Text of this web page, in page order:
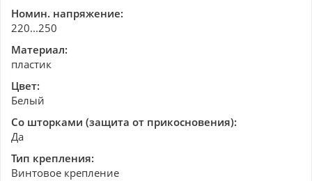
Номин. напряжение:
220...250
Материал:
пластик
Цвет:
Белый
Со шторками (защита от прикосновения):
Да
Тип крепления:
Винтовое крепление